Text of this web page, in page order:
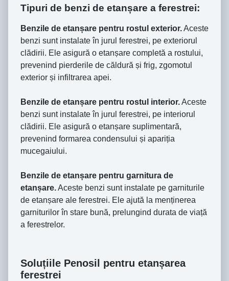
Tipuri de benzi de etanșare a ferestrei:
Benzile de etanșare pentru rostul exterior.Aceste
benzi sunt instalate în jurul ferestrei, pe exteriorul
clădirii. Ele asigură o etanșare completă a rostului,
prevenind pierderile de căldură și frig, zgomotul
exterior și infiltrarea apei.
Benzile de etanșare pentru rostul interior.Aceste
benzi sunt instalate în jurul ferestrei, pe interiorul
clădirii. Ele asigură o etanșare suplimentară,
prevenind formarea condensului și apariția
mucegaiului.
Benzile de etanșare pentru garnitura de
etanșare.Aceste benzi sunt instalate pe garniturile
de etanșare ale ferestrei. Ele ajută la menținerea
garniturilor în stare bună, prelungind durata de viață
a ferestrelor.
Soluțiile Penosil pentru etanșarea
ferestrei